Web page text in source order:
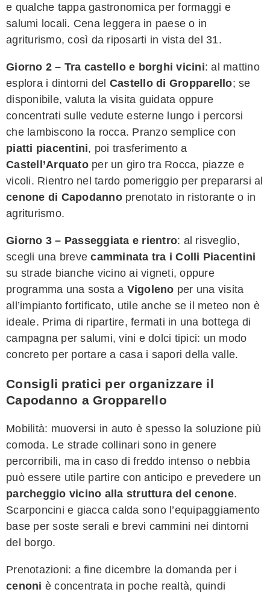
e qualche tappa gastronomica per formaggi e
salumi locali. Cena leggera in paese o in
agriturismo, così da riposarti in vista del 31.
Giorno 2 – Tra castello e borghi vicini: al mattino
esplora i dintorni del Castello di Gropparello; se
disponibile, valuta la visita guidata oppure
concentrati sulle vedute esterne lungo i percorsi
che lambiscono la rocca. Pranzo semplice con
piatti piacentini, poi trasferimento a
Castell’Arquatoper un giro tra Rocca, piazze e
vicoli. Rientro nel tardo pomeriggio per prepararsi al
cenone di Capodannoprenotato in ristorante o in
agriturismo.
Giorno 3 – Passeggiata e rientro: al risveglio,
scegli una brevecamminata tra i Colli Piacentini
su strade bianche vicino ai vigneti, oppure
programma una sosta a Vigoleno per una visita
all’impianto fortificato, utile anche se il meteo non è
ideale. Prima di ripartire, fermati in una bottega di
campagna per salumi, vini e dolci tipici: un modo
concreto per portare a casa i sapori della valle.
Consigli pratici per organizzare il
Capodanno a Gropparello
Mobilità: muoversi in auto è spesso la soluzione più
comoda. Le strade collinari sono in genere
percorribili, ma in caso di freddo intenso o nebbia
può essere utile partire con anticipo e prevedere un
parcheggio vicino alla struttura del cenone.
Scarponcini e giacca calda sono l’equipaggiamento
base per soste serali e brevi cammini nei dintorni
del borgo.
Prenotazioni: a fine dicembre la domanda per i
cenoni è concentrata in poche realtà, quindi